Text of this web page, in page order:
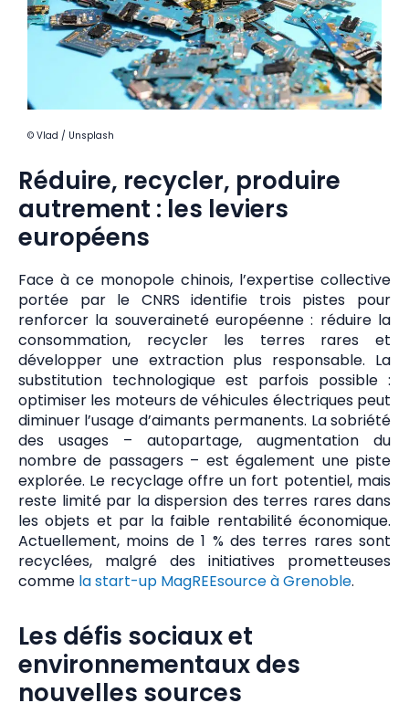
© Vlad / Unsplash
Réduire, recycler, produire
autrement : les leviers
européens
Face à ce monopole chinois, l’expertise collective
portée par le CNRS identifie trois pistes pour
renforcer la souveraineté européenne : réduire la
consommation, recycler les terres rares et
développer une extraction plus responsable. La
substitution technologique est parfois possible :
optimiser les moteurs de véhicules électriques peut
diminuer l’usage d’aimants permanents. La sobriété
des usages – autopartage, augmentation du
nombre de passagers – est également une piste
explorée. Le recyclage offre un fort potentiel, mais
reste limité par la dispersion des terres rares dans
les objets et par la faible rentabilité économique.
Actuellement, moins de 1 % des terres rares sont
recyclées, malgré des initiatives prometteuses
comme la start-up MagREEsource à Grenoble.
Les défis sociaux et
environnementaux des
nouvelles sources